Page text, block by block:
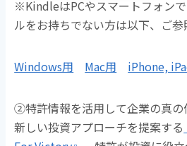
※KindleはPCやスマートフォン
ルをお持ちでない方は以下、ご参
Windows用 Mac用 iPhone,
➁特許情報を活用して企業の真の
新しい投資アプローチを提案する